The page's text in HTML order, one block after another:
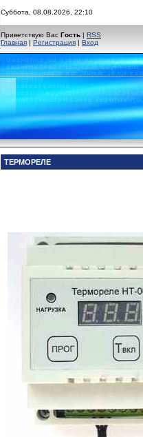
Суббота, 08.08.2026, 22:10
Приветствую Вас Гость | RSS
Главная | Регистрация | Вход
ТЕРМОРЕЛЕ